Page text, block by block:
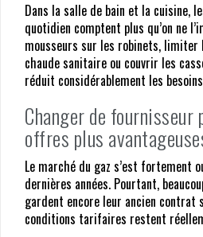
Dans la salle de bain et la cuisine,
quotidien comptent plus qu’on ne
mousseurs sur les robinets, limiter
chaude sanitaire ou couvrir les
réduit considérablement les
Changer de fournisseur
offres plus
Le marché du gaz s’est fortement
dernières années. Pourtant,
gardent encore leur ancien contrat
conditions tarifaires restent